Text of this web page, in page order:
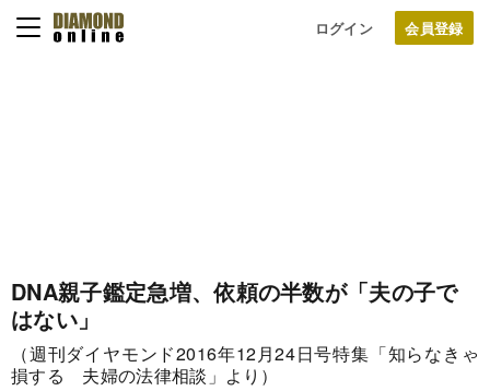
ログイン
DNA親子鑑定急増、依頼の半数が「夫の子で
はない」
（週刊ダイヤモンド2016年12月24日号特集「知らなきゃ
損する 夫婦の法律相談」より）